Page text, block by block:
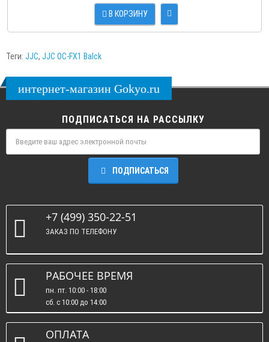
В КОРЗИНУ
Теги: JJC, JJC OC-FX1 Balck
интернет-магазин Gokyo.ru
ПОДПИСАТЬСЯ НА РАССЫЛКУ
ПОДПИСАТЬСЯ
+7 (499) 350-22-51
ЗАКАЗ ПО ТЕЛЕФОНУ
РАБОЧЕЕ ВРЕМЯ
пн. пт. 10:00 - 18:00
сб. c 10:00 до 14:00
вс. : выходные.
ОПЛАТА